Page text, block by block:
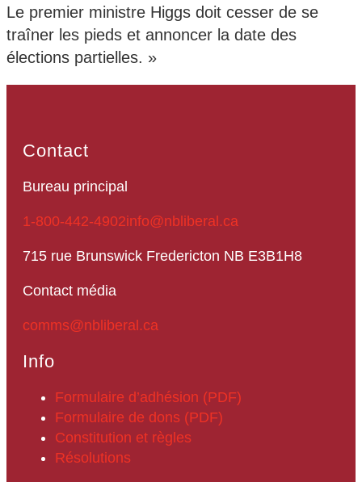
Le premier ministre Higgs doit cesser de se
traîner les pieds et annoncer la date des
élections partielles. »
Contact
Bureau principal
1-800-442-4902info@nbliberal.ca
715 rue Brunswick Fredericton NB E3B1H8
Contact média
comms@nbliberal.ca
Info
Formulaire d’adhésion (PDF)
Formulaire de dons (PDF)
Constitution et règles
Résolutions